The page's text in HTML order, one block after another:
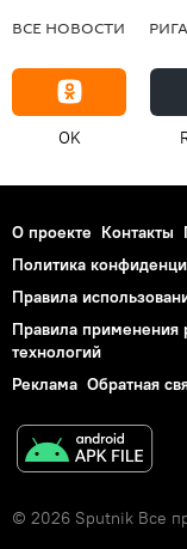
ВСЕ НОВОСТИ РИГА
OK
О проекте Контакты
Политика
Правила
Правила применения
технологий
Реклама Обратная
© 2026 Sputnik Все